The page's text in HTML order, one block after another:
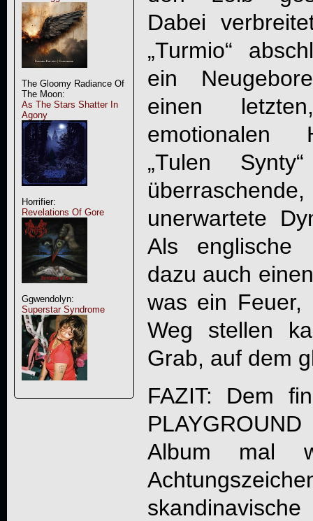
The Gloomy Radiance Of
The Moon:
As The Stars Shatter In
Agony
Horrifier:
Revelations Of Gore
Ggwendolyn:
Superstar Syndrome
Dabei
„Turmio“
ein
einen
emotionalen
„Tulen
unerwartete
Als englische
dazu auch
was ein
Weg stellen
Grab, auf dem
FAZIT: Dem
PLAYGROUND
Album mal